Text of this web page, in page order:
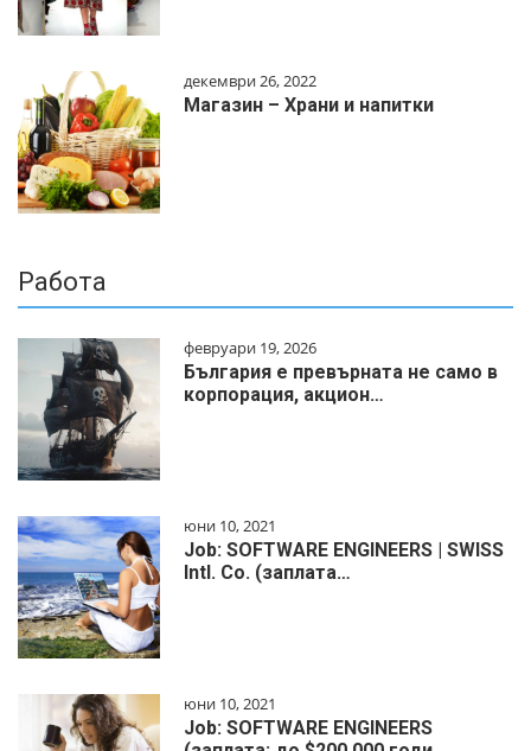
декември 26, 2022
Магазин – Храни и напитки
Работа
февруари 19, 2026
България е превърната не само в
корпорация, акцион…
юни 10, 2021
Job: SOFTWARE ENGINEERS | SWISS
Intl. Co. (заплата…
юни 10, 2021
Job: SOFTWARE ENGINEERS